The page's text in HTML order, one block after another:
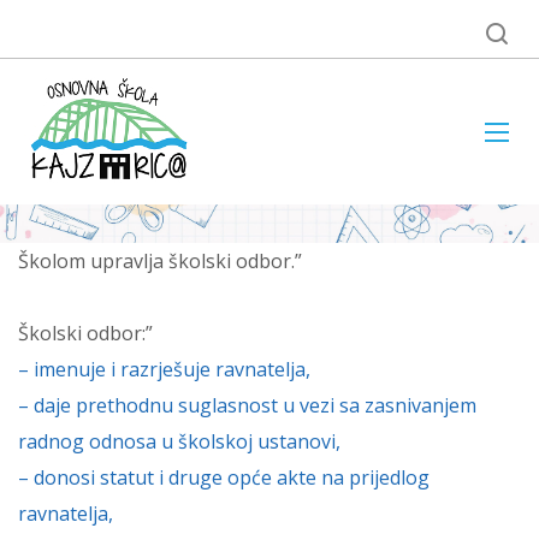
Školom upravlja školski odbor.”
Školski odbor:”
– imenuje i razrješuje ravnatelja,
– daje prethodnu suglasnost u vezi sa zasnivanjem
radnog odnosa u školskoj ustanovi,
– donosi statut i druge opće akte na prijedlog
ravnatelja,